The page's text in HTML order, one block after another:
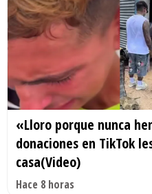
«Lloro porque nunca
donaciones en TikTok
casa(Video)
Hace 8 horas